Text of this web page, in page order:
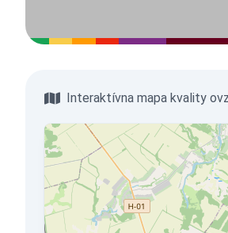
Interaktívna mapa kvality